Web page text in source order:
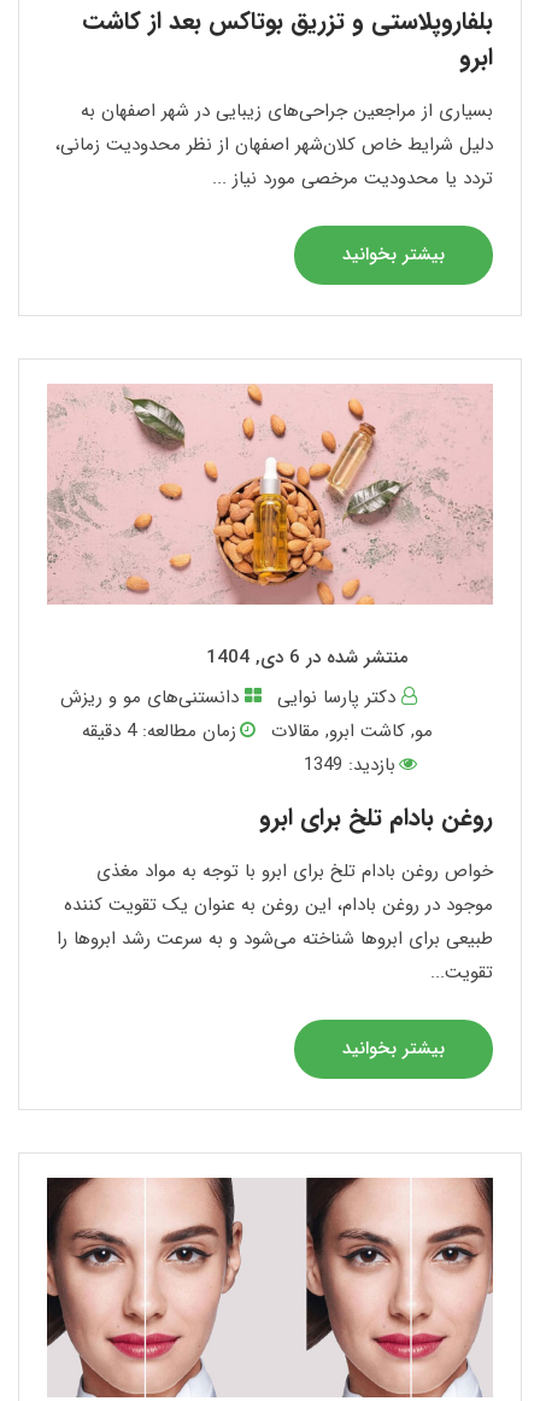
بلفاروپلاستی و تزریق بوتاکس بعد از کاشت
ابرو
بسیاری از مراجعین جراحی‌های زیبایی در شهر اصفهان به
دلیل شرایط خاص کلان‌شهر اصفهان از نظر محدودیت زمانی،
تردد یا محدودیت مرخصی مورد نیاز ...
بیشتر بخوانید
منتشر شده در 6 دی, 1404
دکتر پارسا نوایی
دانستنی‌های مو و ریزش
مو, کاشت ابرو, مقالات زمان مطالعه: 4 دقیقه
بازدید: 1349
روغن بادام تلخ برای ابرو
خواص روغن بادام تلخ برای ابرو با توجه به مواد مغذی
موجود در روغن بادام، این روغن به عنوان یک تقویت کننده
طبیعی برای ابروها شناخته می‌شود و به سرعت رشد ابروها را
تقویت...
بیشتر بخوانید